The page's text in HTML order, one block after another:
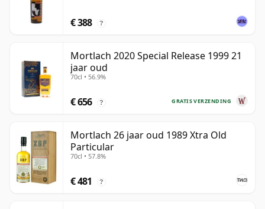
€ 388 ?
Mortlach 2020 Special Release 1999 21
jaar oud
70cl • 56.9%
GRATIS VERZENDING
€ 656 ?
Mortlach 26 jaar oud 1989 Xtra Old
Particular
70cl • 57.8%
€ 481 ?